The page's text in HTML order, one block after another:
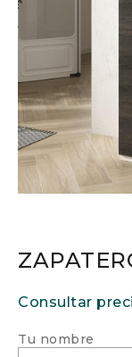
Consultar
Tu nombre